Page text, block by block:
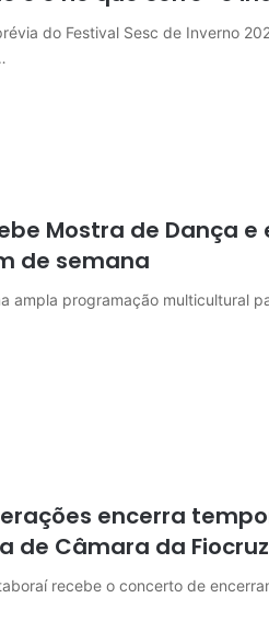
do Festival Sesc de Inverno
Mostra de Dança e
de semana
ampla programação multicultural
encerra
de Câmara da
recebe o concerto de